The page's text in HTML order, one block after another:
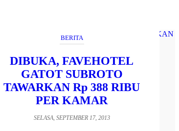
BERITA
DIBUKA, FAVEHOTEL
GATOT SUBROTO
TAWARKAN Rp 388 RIBU
PER KAMAR
SELASA, SEPTEMBER 17, 2013